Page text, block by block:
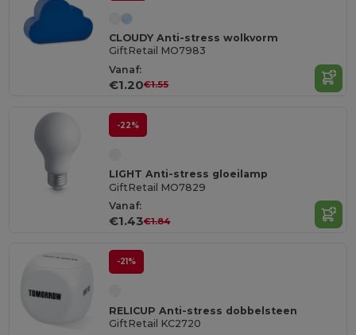
CLOUDY Anti-stress wolkvorm
GiftRetail MO7983
Vanaf:
€1.20€1.55
-22%
LIGHT Anti-stress gloeilamp
GiftRetail MO7829
Vanaf:
€1.43€1.84
-21%
RELICUP Anti-stress dobbelsteen
GiftRetail KC2720